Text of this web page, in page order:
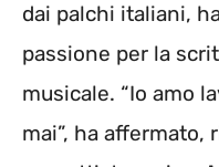
dai palchi italiani,
passione per la
musicale. “Io amo
mai”, ha affermato,